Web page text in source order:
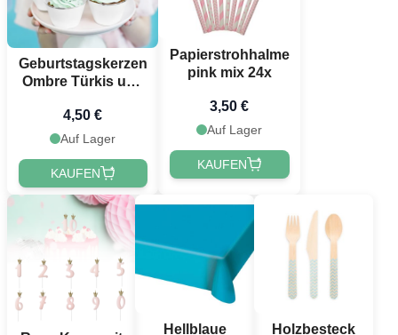
Geburtstagskerzen
Ombre Türkis und
4,50 €
Auf Lager
KAUFEN
Papierstrohhalme
pink mix 24x
3,50 €
Auf Lager
KAUFEN
Hellblaue Holzbesteck